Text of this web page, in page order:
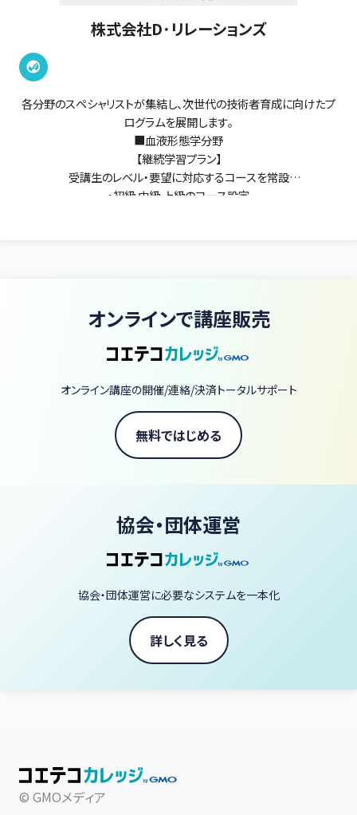
株式会社D･リレーションズ
各分野のスペシャリストが集結し、次世代の技術者育成に向けたプ
ログラムを展開します。
■血液形態学分野
【継続学習プラン】
受講生のレベル・要望に対応するコースを常設
・初級.中級.上級のコース設定
ど、血液形態学以外の講座も企画開催予定です。
オンラインで講座販売
オンライン講座の開催/連絡/決済トータルサポート
無料ではじめる
協会・団体運営
協会・団体運営に必要なシステムを一本化
詳しく見る
© GMOメディア